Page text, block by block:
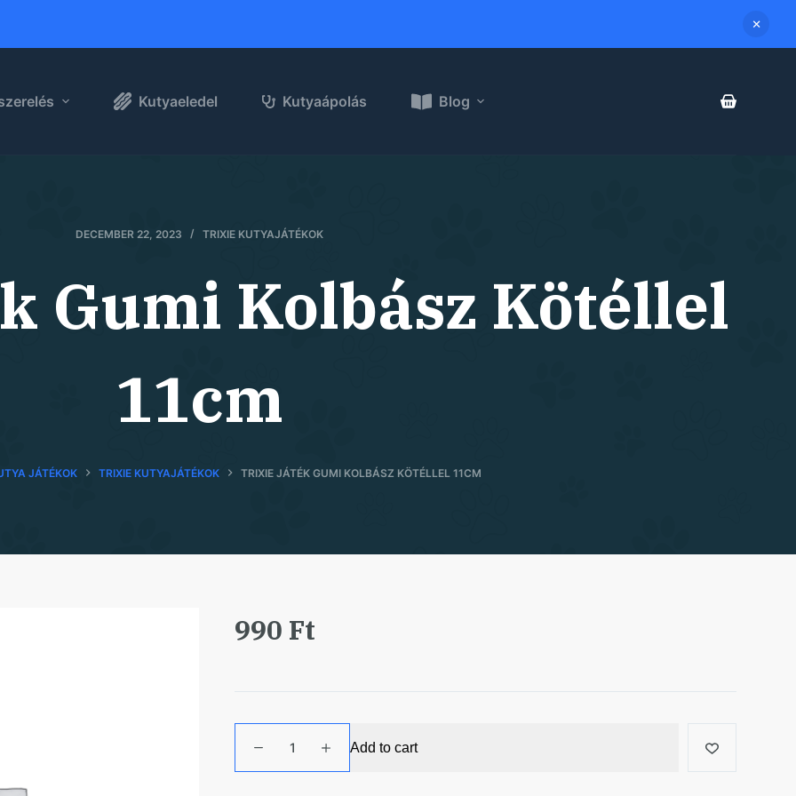
Kutyaeledel Kutyaápolás Blog
DECEMBER 22, 2023 TRIXIE KUTYAJÁTÉKOK
Gumi Kolbász Kötéllel
11cm
JÁTÉKOK TRIXIE KUTYAJÁTÉKOK TRIXIE JÁTÉK GUMI KOLBÁSZ KÖTÉLLEL 11CM
990 Ft
Játék
Gumi
Add to cart